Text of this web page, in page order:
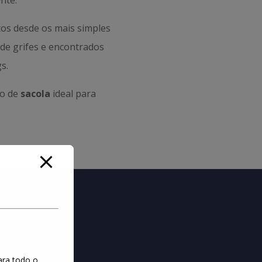
desde os mais simples
grifes e encontrados
de sacola ideal para